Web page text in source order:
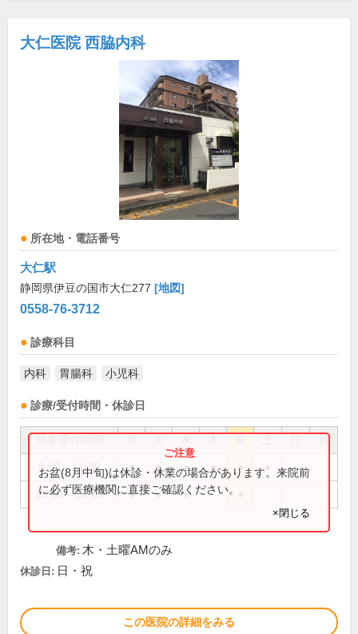
大仁医院 西脇内科
所在地・電話番号
大仁駅
静岡県伊豆の国市大仁277 [地図]
0558-76-3712
診療科目
内科 胃腸科 小児科
診療/受付時間・休診日
祝
9:00～11:30 ● ● ● ● ●
15:00～18:00 ● ● ●
お盆(8月中旬)は休診・休業の場合があります。来院前
に必ず医療機関に直接ご確認ください。
×閉じる
備考: 木・土曜AMのみ
休診日: 日・祝
この医院の詳細をみる